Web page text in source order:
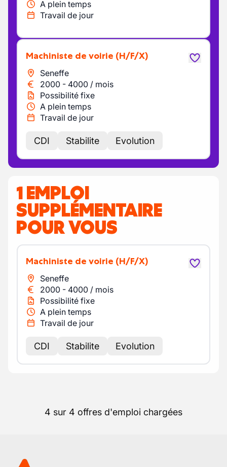
A plein temps
Travail de jour
Machiniste de voirie (H/F/X)
Seneffe
2000 - 4000 / mois
Possibilité fixe
A plein temps
Travail de jour
CDI Stabilite Evolution
1 EMPLOI
SUPPLÉMENTAIRE
POUR VOUS
Machiniste de voirie (H/F/X)
Seneffe
2000 - 4000 / mois
Possibilité fixe
A plein temps
Travail de jour
CDI Stabilite Evolution
4 sur 4 offres d'emploi chargées